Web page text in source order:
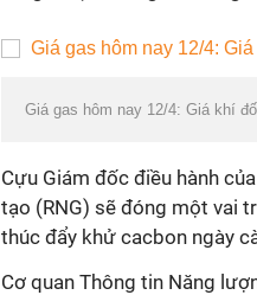
Giá gas hôm nay 12/4: Giá khí
Cựu Giám đốc điều hành
tạo (RNG) sẽ đóng một vai
thúc đẩy khử cacbon ngày
Cơ quan Thông tin Năng